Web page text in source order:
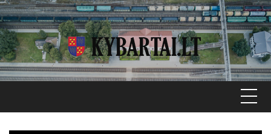
Skip
to
content